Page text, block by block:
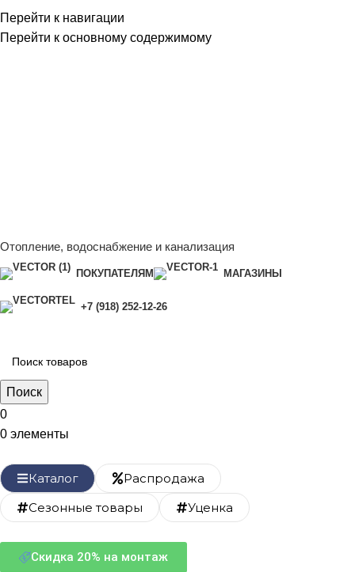
Перейти к навигации
Перейти к основному содержимому
Отопление, водоснабжение и канализация
ПОКУПАТЕЛЯМ МАГАЗИНЫ
+7 (918) 252-12-26
Поиск
0
0 элементы
Каталог
Распродажа
Сезонные товары
Уценка
Скидка 20% на монтаж